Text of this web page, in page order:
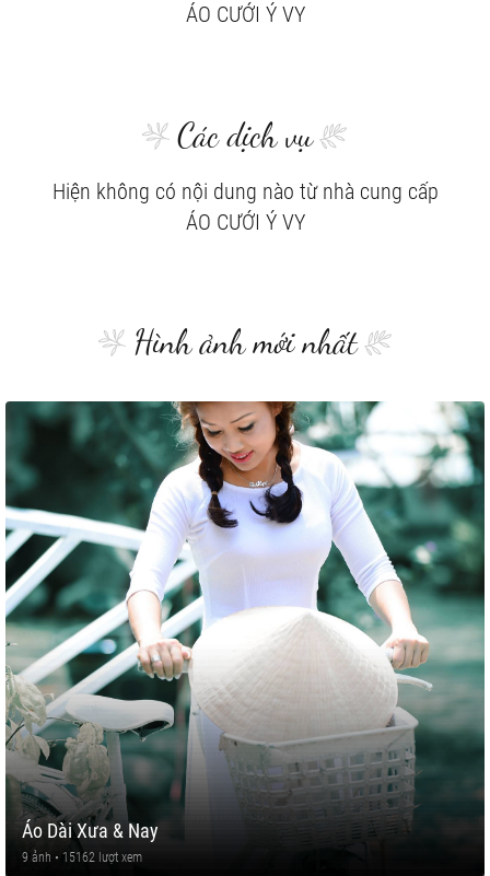
ÁO CƯỚI Ý VY
Các dịch vụ
Hiện không có nội dung nào từ nhà cung cấp
ÁO CƯỚI Ý VY
Hình ảnh mới nhất
Áo Dài Xưa & Nay
9 ảnh • 15162 lượt xem